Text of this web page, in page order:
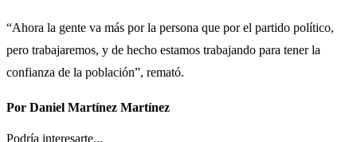
“Ahora la gente va más por la persona que por el partido político,
pero trabajaremos, y de hecho estamos trabajando para tener la
confianza de la población”, remató.
Por Daniel Martínez Martínez
Podría interesarte...